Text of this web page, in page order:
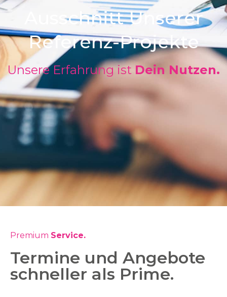
Ausschnitt Unserer
Referenz-Projekte
Unsere Erfahrung ist Dein Nutzen.
Premium Service.
Termine und Angebote
schneller als Prime.